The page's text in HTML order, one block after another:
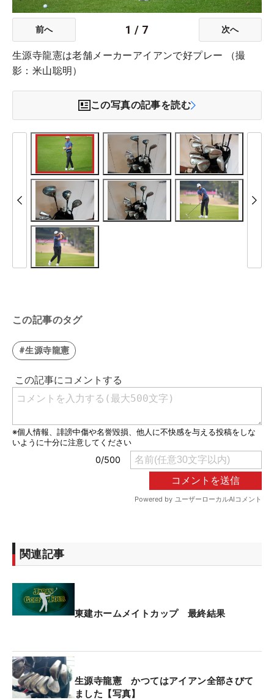
前へ 1 / 7 次へ
生源寺龍憲は老舗メーカーアイアンで好プレー （撮
影：米山聡明）
この写真の記事を読む
この記事のタグ
#生源寺龍憲
関連記事
東建ホームメイトカップ 最終結果
生源寺龍憲 かつてはアイアン全部さびて
ました【写真】